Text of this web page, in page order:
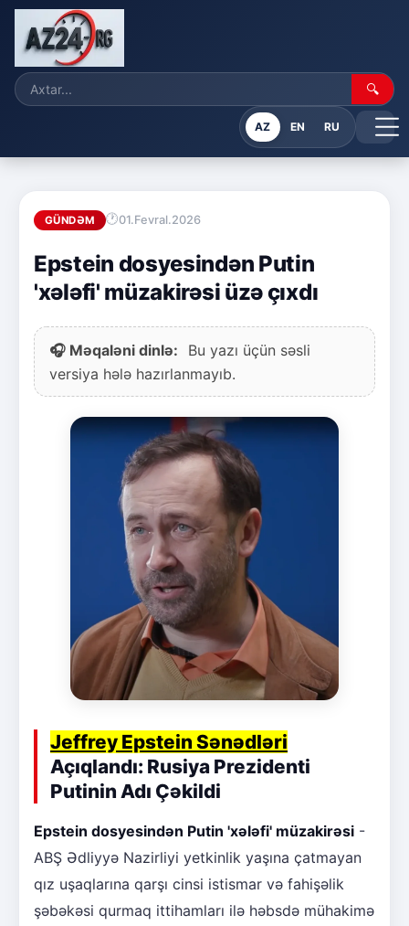
🔍
AZ EN RU
GÜNDƏM 01.Fevral.2026
Epstein dosyesindən Putin
'xələfi' müzakirəsi üzə çıxdı
🎧 Məqaləni dinlə:
Bu yazı üçün səsli
versiya hələ hazırlanmayıb.
Jeffrey Epstein Sənədləri
Açıqlandı: Rusiya Prezidenti
Putinin Adı Çəkildi
Epstein dosyesindən Putin 'xələfi' müzakirəsi -
ABŞ Ədliyyə Nazirliyi yetkinlik yaşına çatmayan
qız uşaqlarına qarşı cinsi istismar və fahişəlik
şəbəkəsi qurmaq ittihamları ilə həbsdə mühakimə